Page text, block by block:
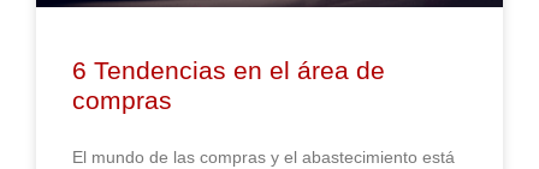
6 Tendencias en el área de
compras
El mundo de las compras y el abastecimiento está